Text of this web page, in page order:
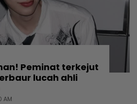
Peminat terkejut
lucah ahli
AM